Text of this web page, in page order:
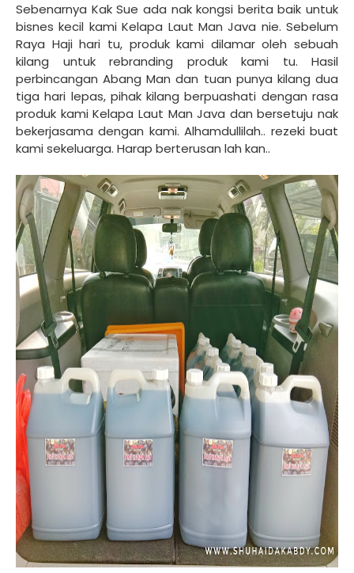
Sebenarnya Kak Sue ada nak kongsi berita baik untuk
bisnes kecil kami Kelapa Laut Man Java nie. Sebelum
Raya Haji hari tu, produk kami dilamar oleh sebuah
kilang untuk rebranding produk kami tu. Hasil
perbincangan Abang Man dan tuan punya kilang dua
tiga hari lepas, pihak kilang berpuashati dengan rasa
produk kami Kelapa Laut Man Java dan bersetuju nak
bekerjasama dengan kami. Alhamdullilah.. rezeki buat
kami sekeluarga. Harap berterusan lah kan..